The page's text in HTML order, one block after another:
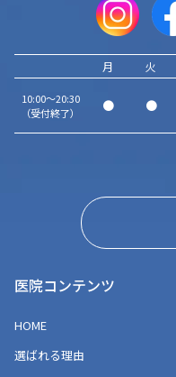
月 火
10:00～20:30
（受付終了）
● ●
医院コンテンツ
HOME
選ばれる理由